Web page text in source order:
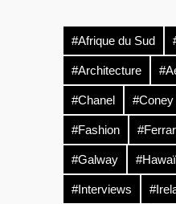
#Afrique du Sud
#Architecture
#Chanel
#Fashion
#Galway #Hawaï
#Interviews